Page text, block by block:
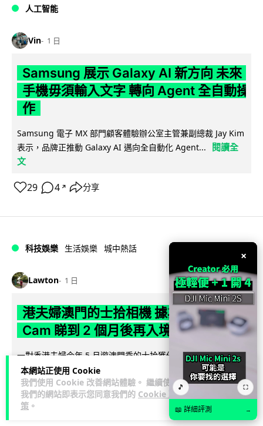
本網站正使用 Cookie
我們使用 Cookie 改善網站體驗。 繼續使用
我們的網站即表示您同意我們的 Cookie 政
策 。
人工智能
Vin 1 日
Samsung 展示 Galaxy AI 新方向 未來
手機毋須輸入文字 轉向 Agent 全自動操
作
Samsung 電子 MX 部門顧客體驗辦公室主管兼副總裁 Jay Kim
表示，品牌正推動 Galaxy AI 邁向全自動化 Agent...
閱讀全
文
29 4 ↗ 分享
科技娛樂 生活娛樂 城中熱話
Lawton 1 日
港夫婦澳門的士拾相機 據為己有被的士
Cam 睇到 2 個月後再入境被捕
一對香港夫婦今年 5 月遊澳門乘的士拾獲他人遺留相機及電
池，拾遺不報並帶返香港自用。兩人本月 2 日經港珠澳大橋再
次入境澳門時，被治安警察局...
閱讀全文
548
×
🎵 ⛶
📖 詳細評測 →